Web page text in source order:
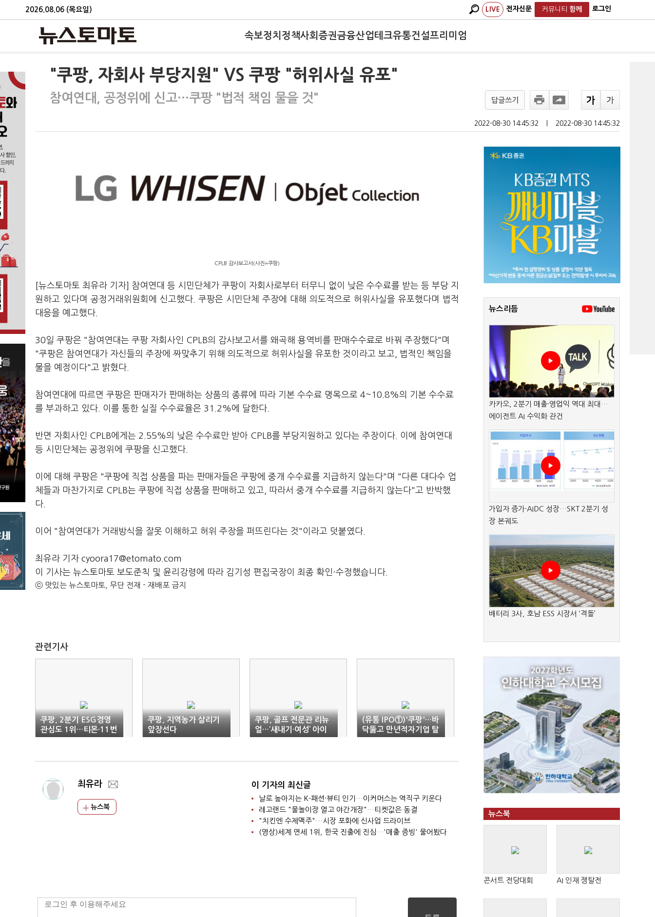
2026.08.06 (목요일) LIVE 전자신문 커뮤니티 함께 로그인
속보정치 정책사회 증권금융산업테크유통건설프리미엄
"쿠팡, 자회사 부당지원" VS 쿠팡 "허위사실 유포"
참여연대, 공정위에 신고…쿠팡 "법적 책임 물을 것" 답글쓰기
2022-08-30 14:45:32 2022-08-30 14:45:32
CPLB 감사보고서(사진=쿠팡)
[뉴스토마토 최유라 기자] 참여연대 등 시민단체가 쿠팡이 자회사로부터 터무니 없이 낮은 수수료를 받는 등 부당 지
원하고 있다며 공정거래위원회에 신고했다. 쿠팡은 시민단체 주장에 대해 의도적으로 허위사실을 유포했다며 법적
대응을 예고했다.
30일 쿠팡은 "참여연대는 쿠팡 자회사인 CPLB의 감사보고서를 왜곡해 용역비를 판매수수료로 바꿔 주장했다"며
"쿠팡은 참여연대가 자신들의 주장에 짜맞추기 위해 의도적으로 허위사실을 유포한 것이라고 보고, 법적인 책임을
물을 예정이다"고 밝혔다.
참여연대에 따르면 쿠팡은 판매자가 판매하는 상품의 종류에 따라 기본 수수료 명목으로 4~10.8%의 기본 수수료
를 부과하고 있다. 이를 통한 실질 수수료율은 31.2%에 달한다.
반면 자회사인 CPLB에게는 2.55%의 낮은 수수료만 받아 CPLB를 부당지원하고 있다는 주장이다. 이에 참여연대
등 시민단체는 공정위에 쿠팡을 신고했다.
이에 대해 쿠팡은 "쿠팡에 직접 상품을 파는 판매자들은 쿠팡에 중개 수수료를 지급하지 않는다"며 "다른 대다수 업
체들과 마찬가지로 CPLB는 쿠팡에 직접 상품을 판매하고 있고, 따라서 중개 수수료를 지급하지 않는다"고 반박했
다.
이어 "참여연대가 거래방식을 잘못 이해하고 허위 주장을 퍼뜨린다는 것"이라고 덧붙였다.
최유라 기자 cyoora17@etomato.com
이 기사는 뉴스토마토 보도준칙 및 윤리강령에 따라 김기성 편집국장이 최종 확인·수정했습니다.
ⓒ 맛있는 뉴스토마토, 무단 전재 - 재배포 금지
관련기사
쿠팡, 2분기 ESG경영
관심도 1위…티몬·11번
가 뒤이어
쿠팡, 지역농가 살리기
앞장선다
쿠팡, 골프 전문관 리뉴
얼…‘새내기·여성’ 아이
템 추천
(유통 IPO①)'쿠팡'…바
닥뚫고 만년적자기업 탈
피 질주
최유라
뉴스북
이 기자의 최신글
날로 높아지는 K-패션·뷰티 인기…이커머스는 역직구 키운다
레고랜드 "물놀이장 열고 야간개장"…티켓값은 동결
"치킨엔 수제맥주"…시장 포화에 신사업 드라이브
(영상)세계 면세 1위, 한국 진출에 진심…'매출 증빙' 물어봤다
뉴스리듬
카카오, 2분기 매출·영업익 역대 최대…
에이전트 AI 수익화 관건
가입자 증가·AIDC 성장…SKT 2분기 성
장 본궤도
배터리 3사, 호남 ESS 시장서 ‘격돌’
뉴스북
콘서트 전당대회 AI 인재 쟁탈전